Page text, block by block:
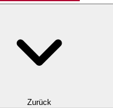
Zurück